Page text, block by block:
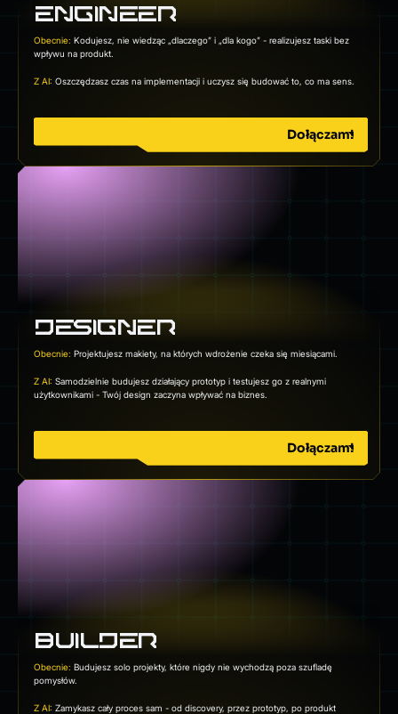
ENGINEER
Obecnie: Kodujesz, nie wiedząc „dlaczego” i „dla kogo” - realizujesz taski bez
wpływu na produkt.
Z AI: Oszczędzasz czas na implementacji i uczysz się budować to, co ma sens.
Dołączam!
DESIGNER
Obecnie: Projektujesz makiety, na których wdrożenie czeka się miesiącami.
Z AI: Samodzielnie budujesz działający prototyp i testujesz go z realnymi
użytkownikami - Twój design zaczyna wpływać na biznes.
Dołączam!
BUILDER
Obecnie: Budujesz solo projekty, które nigdy nie wychodzą poza szufladę
pomysłów.
Z AI: Zamykasz cały proces sam - od discovery, przez prototyp, po produkt